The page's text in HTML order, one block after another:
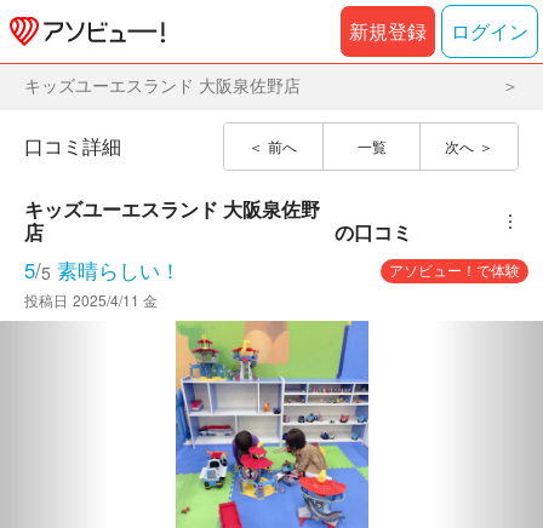
新規登録 ログイン
キッズユーエスランド 大阪泉佐野店
前へ 一覧 次へ
口コミ詳細
キッズユーエスランド 大阪泉佐野
店
の口コミ ︙
5/5 素晴らしい！
アソビュー！で体験
投稿日 2025/4/11 金